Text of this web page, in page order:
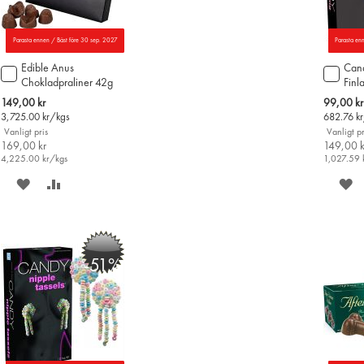
Parasta ennen / Bäst före 30 sep. 2027
Edible Anus
Chokladpraliner 42g
Special
Price
149,00 kr
3,725.00 kr/kgs
Vanligt pris
169,00 kr
4,225.00 kr/kgs
Lägg
till
i
varukorgen
SPARA
ÖNSKELISTAN
JÄMFÖR
Parasta
Special
Price
99,00 kr
682.76
Vanligt
149,00
1,027.59
Lägg
till
i
-51%